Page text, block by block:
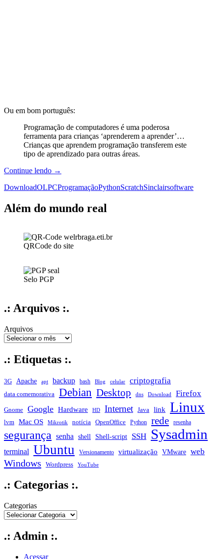
Ou em bom português:
Programação de computadores é uma poderosa
ferramenta para crianças ‘aprenderem a aprender’…
Crianças que aprendem programação transferem este
tipo de aprendizado para outras áreas.
Continue lendo Aprendizado
programação
crianças
→
DownloadOLPCProgramaçãoPythonScratchSinclairsoftware
Além do mundo real
QRCode do site
Selo PGP
.: Arquivos :.
Arquivos
.: Etiquetas :.
3G Apache apt backup bash Blog celular criptografia
data comemorativa Debian Desktop dns Download Firefox
Gnome Google Hardware HD Internet Java link Linux
lvm Mac OS Mikrotik notícia OpenOffice Python rede resenha
segurança senha shell Shell-script SSH Sysadmin
terminal Ubuntu Versionamento virtualização VMware web
Windows Wordpress YouTube
.: Categorias :.
Categorias
.: Admin :.
Acessar